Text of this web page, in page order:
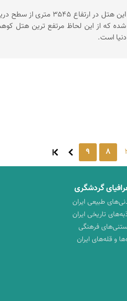
این هتل در ارتفاع 3545 متری از
شده که از این لحاظ مرتفع ترین هتل
دنیا است.
8
9
گردشگری
طبیعی ایران
تاریخی ایران
فرهنگی
و قله‌های ایران